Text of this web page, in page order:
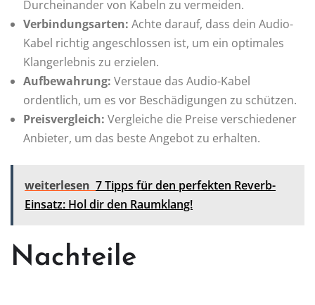
Durcheinander von Kabeln zu vermeiden.
Verbindungsarten: Achte darauf, dass dein Audio-
Kabel richtig angeschlossen ist, um ein optimales
Klangerlebnis zu erzielen.
Aufbewahrung: Verstaue das Audio-Kabel
ordentlich, um es vor Beschädigungen zu schützen.
Preisvergleich: Vergleiche die Preise verschiedener
Anbieter, um das beste Angebot zu erhalten.
weiterlesen 7 Tipps für den perfekten Reverb-
Einsatz: Hol dir den Raumklang!
Nachteile